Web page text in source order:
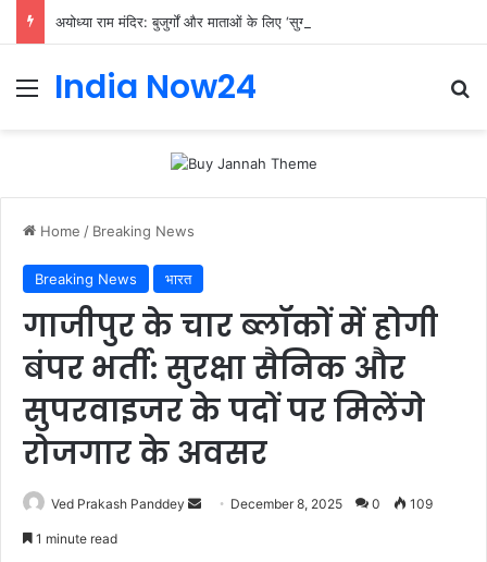
अयोध्या राम मंदिर: बुजुर्गों और माताओं के लिए ‘सुगम दर्शन’ की विशेष पहल
India Now24
Home / Breaking News
Breaking News भारत
गाजीपुर के चार ब्लॉकों में होगी
बंपर भर्ती: सुरक्षा सैनिक और
सुपरवाइजर के पदों पर मिलेंगे
रोजगार के अवसर
Ved Prakash Panddey December 8, 2025 0 109
1 minute read